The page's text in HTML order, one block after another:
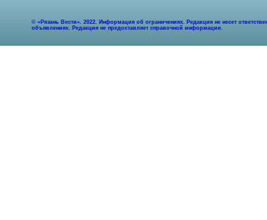
© «Рязань Вести». 2022. Информация об ограничениях. Редакция не несет
объявлениях. Редакция не предоставляет справочной информации.